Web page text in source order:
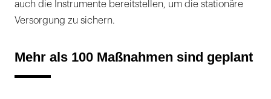
auch die Instrumente bereitstellen, um die stationäre
Versorgung zu sichern.
Mehr als 100 Maßnahmen sind geplant